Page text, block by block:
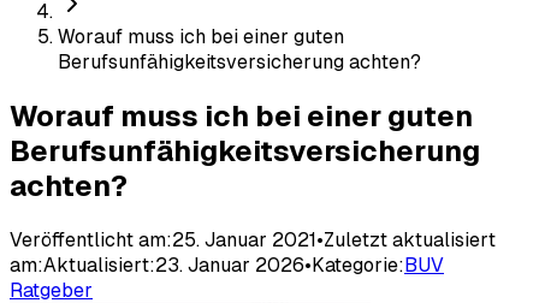
Worauf muss ich bei einer guten
Berufsunfähigkeitsversicherung achten?
Worauf muss ich bei einer guten
Berufsunfähigkeitsversicherung
achten?
Veröffentlicht am:25. Januar 2021•Zuletzt aktualisiert
am:Aktualisiert:23. Januar 2026•Kategorie:BUV
Ratgeber